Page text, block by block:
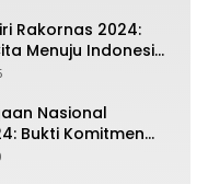
Rakornas 2024:
Menuju Indonesia
Nasional
Bukti Komitmen